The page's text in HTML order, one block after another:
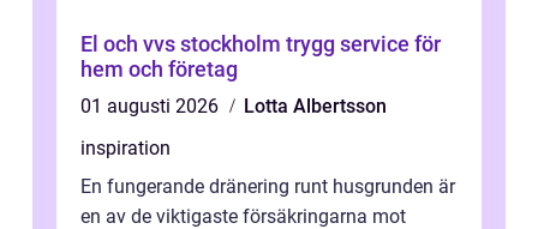
El och vvs stockholm trygg service för
hem och företag
01 augusti 2026
Lotta Albertsson
inspiration
En fungerande dränering runt husgrunden är
en av de viktigaste försäkringarna mot